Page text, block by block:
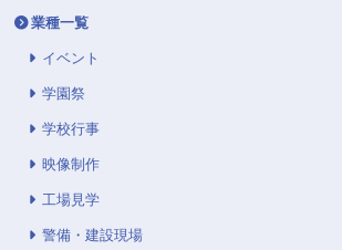
業種一覧
イベント
学園祭
学校行事
映像制作
工場見学
警備・建設現場